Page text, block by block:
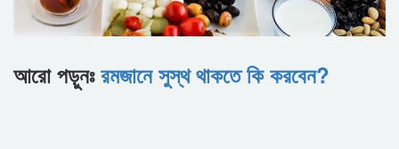
আরো পড়ুনঃরমজানে সুস্থ থাকতে কি করবেন?